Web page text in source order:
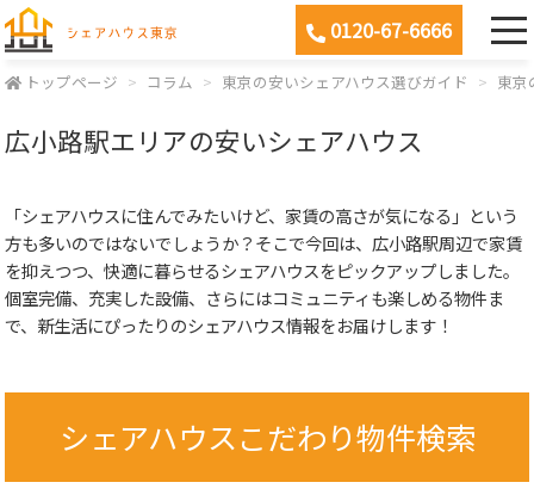
0120-67-6666
トップページ コラム 東京の安いシェアハウス選びガイド 東京
広小路駅エリアの安いシェアハウス
「シェアハウスに住んでみたいけど、家賃の高さが気になる」という
方も多いのではないでしょうか？そこで今回は、広小路駅周辺で家賃
を抑えつつ、快適に暮らせるシェアハウスをピックアップしました。
個室完備、充実した設備、さらにはコミュニティも楽しめる物件ま
で、新生活にぴったりのシェアハウス情報をお届けします！
シェアハウスこだわり物件検索